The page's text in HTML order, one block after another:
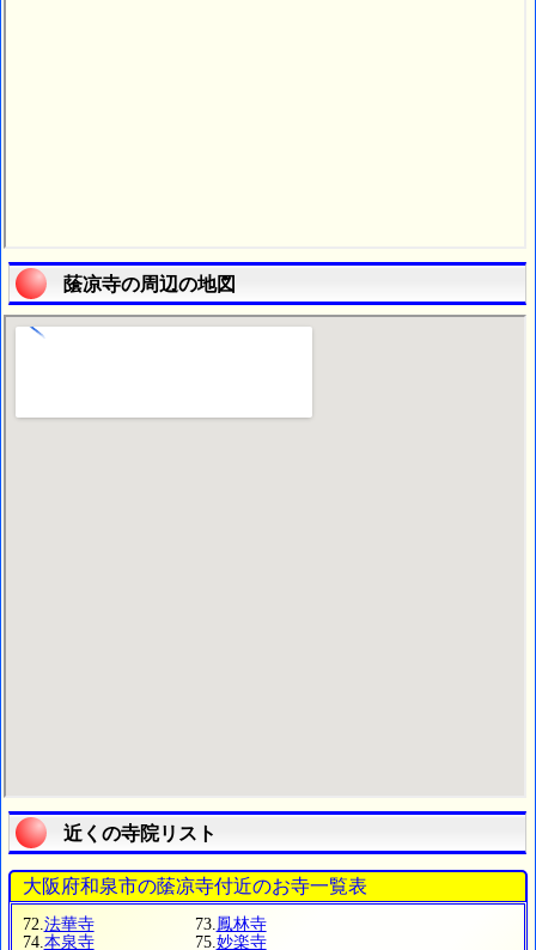
䕃凉寺の周辺の地図
近くの寺院リスト
大阪府和泉市の䕃凉寺付近のお寺一覧表
72. 法華寺 73. 鳳林寺
74. 本泉寺 75. 妙楽寺